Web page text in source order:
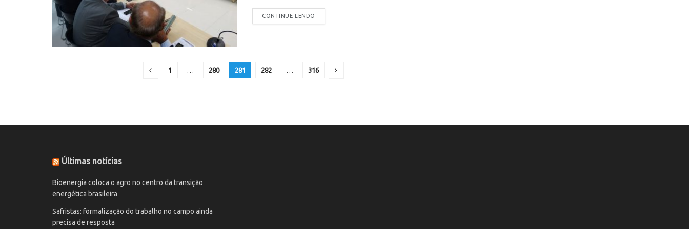
CONTINUE LENDO
1 … 280 281 282 … 316
Últimas notícias
Bioenergia coloca o agro no centro da transição
energética brasileira
Safristas: formalização do trabalho no campo ainda
precisa de resposta